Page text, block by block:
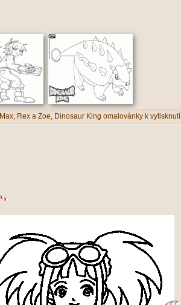
Max, Rex a Zoe, Dinosaur King omalovánky k vytisknutí